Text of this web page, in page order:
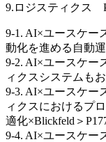
9.ロジスティクス
9-1. AI×ユースケー
動化を進める自動
9-2. AI×ユースケー
ィクスシステムも
9-3. AI×ユースケー
ィクスにおけるプ
適化×Blickfeld＞
9-4. AI×ユースケー